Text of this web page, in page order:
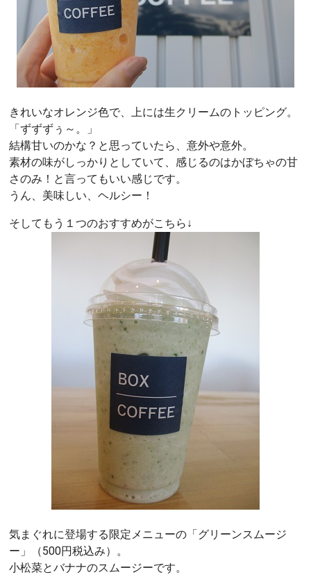
きれいなオレンジ色で、上には生クリームのトッピング。
「ずずずぅ～。」
結構甘いのかな？と思っていたら、意外や意外。
素材の味がしっかりとしていて、感じるのはかぼちゃの甘
さのみ！と言ってもいい感じです。
うん、美味しい、ヘルシー！
そしてもう１つのおすすめがこちら↓
気まぐれに登場する限定メニューの「グリーンスムージ
ー」（500円税込み）。
小松菜とバナナのスムージーです。